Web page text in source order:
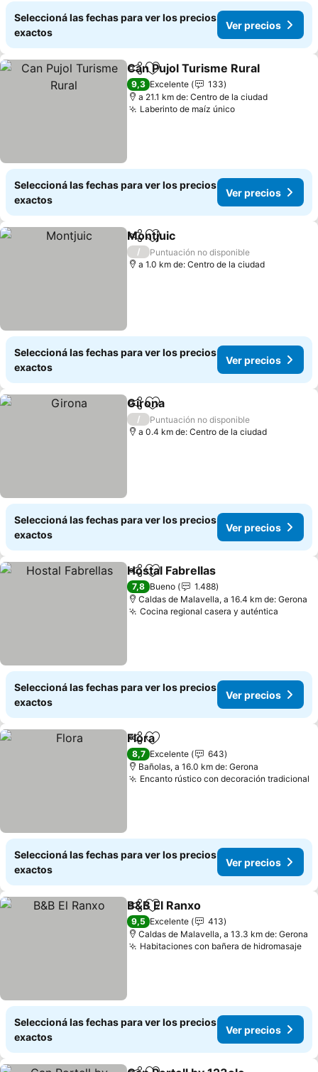
Seleccioná las fechas para ver los precios
exactos
Ver precios
CompartirAñadir a favoritos
Can Pujol Turisme Rural
9,3 Excelente
133
a 21.1 km de: Centro de la ciudad
Laberinto de maíz único
Seleccioná las fechas para ver los precios
exactos
Ver precios
CompartirAñadir a favoritos
Montjuic
/
Puntuación no disponible
a 1.0 km de: Centro de la ciudad
Seleccioná las fechas para ver los precios
exactos
Ver precios
CompartirAñadir a favoritos
Girona
/
Puntuación no disponible
a 0.4 km de: Centro de la ciudad
Seleccioná las fechas para ver los precios
exactos
Ver precios
CompartirAñadir a favoritos
Hostal Fabrellas
7,8 Bueno
1.488
Caldas de Malavella, a 16.4 km de: Gerona
Cocina regional casera y auténtica
Seleccioná las fechas para ver los precios
exactos
Ver precios
CompartirAñadir a favoritos
Flora
8,7 Excelente
643
Bañolas, a 16.0 km de: Gerona
Encanto rústico con decoración tradicional
Seleccioná las fechas para ver los precios
exactos
Ver precios
CompartirAñadir a favoritos
B&B El Ranxo
9,5 Excelente
413
Caldas de Malavella, a 13.3 km de: Gerona
Habitaciones con bañera de hidromasaje
Seleccioná las fechas para ver los precios
exactos
Ver precios